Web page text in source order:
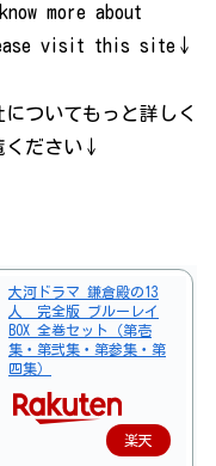
more about
visit this site↓
ついてもっと詳しく
ください↓
大河ドラマ 鎌倉殿の13
人 完全版 ブルーレイ
BOX 全巻セット（第壱
集・第弐集・第参集・第
四集）
楽天